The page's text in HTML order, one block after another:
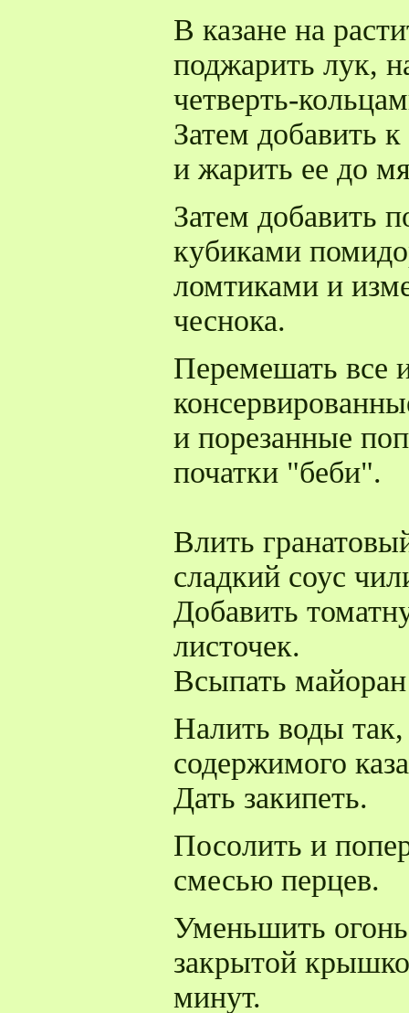
В казане на
поджарить лук,
четверть-
Затем добавить
и жарить ее до
Затем добавить
кубиками
ломтиками и
чеснока.
Перемешать все
и порезанные
початки "беби".
Влить
сладкий соус
Добавить
листочек.
Всыпать
Налить воды
содержимого
Дать закипеть.
Посолить и
смесью перцев.
Уменьшить
закрытой
минут.